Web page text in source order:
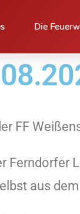
Die
FF
Ferndorfer
aus